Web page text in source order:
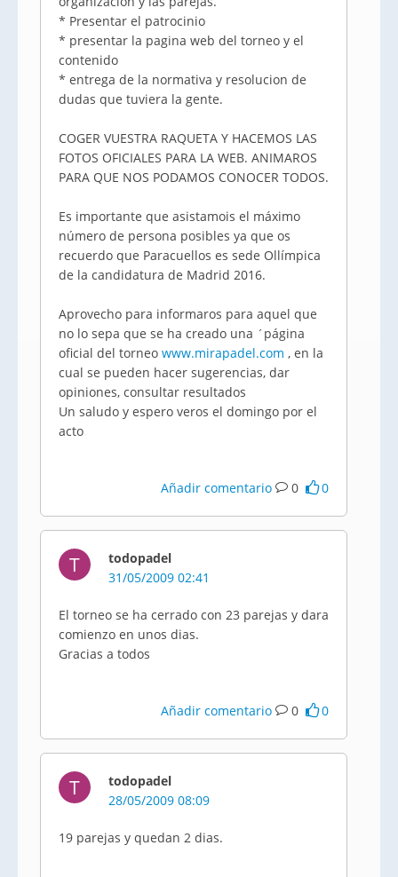
* Presentar el patrocinio
* presentar la pagina web del torneo y el
contenido
* entrega de la normativa y resolucion de
dudas que tuviera la gente.
COGER VUESTRA RAQUETA Y HACEMOS LAS
FOTOS OFICIALES PARA LA WEB. ANIMAROS
PARA QUE NOS PODAMOS CONOCER TODOS.
Es importante que asistamois el máximo
número de persona posibles ya que os
recuerdo que Paracuellos es sede Ollímpica
de la candidatura de Madrid 2016.
Aprovecho para informaros para aquel que
no lo sepa que se ha creado una ´página
oficial del torneo www.mirapadel.com , en la
cual se pueden hacer sugerencias, dar
opiniones, consultar resultados
Un saludo y espero veros el domingo por el
acto
Añadir comentario 0 0
T
todopadel
31/05/2009 02:41
El torneo se ha cerrado con 23 parejas y dara
comienzo en unos dias.
Gracias a todos
Añadir comentario 0 0
T
todopadel
28/05/2009 08:09
19 parejas y quedan 2 dias.